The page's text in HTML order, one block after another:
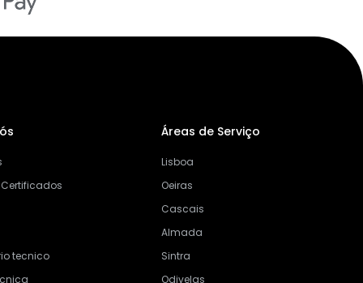
tecnico
Áreas de Serviço
Lisboa
Oeiras
Cascais
Almada
Sintra
Odivelas